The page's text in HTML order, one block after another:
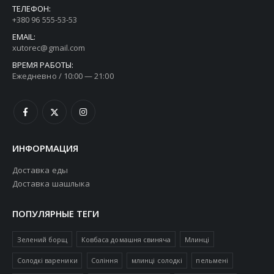
ТЕЛЕФОН:
+380 96 555-53-53
EMAIL:
xutorec@gmail.com
ВРЕМЯ РАБОТЫ:
Ежедневно / 10:00 — 21:00
ИНФОРМАЦИЯ
Доставка еды
Доставка шашлыка
ПОПУЛЯРНЫЕ ТЕГИ
Зелений борщ Ковбаса домашня свиняча Млинці
Солодкі вареники Соління млинці солодкі пельмені